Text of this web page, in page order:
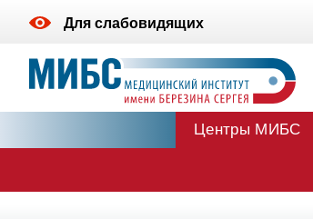
Для слабовидящих
Центры МИБС